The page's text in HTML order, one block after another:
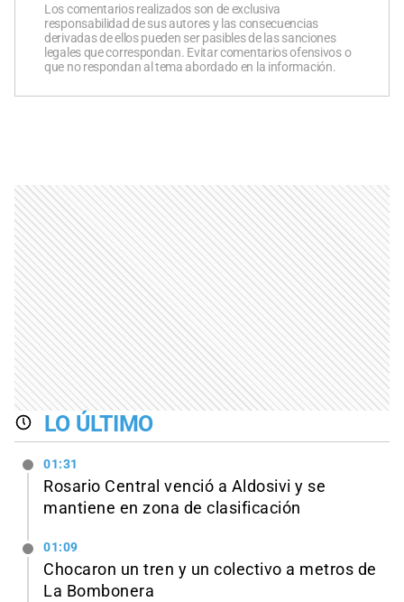
Los comentarios realizados son de exclusiva
responsabilidad de sus autores y las consecuencias
derivadas de ellos pueden ser pasibles de las sanciones
legales que correspondan. Evitar comentarios ofensivos o
que no respondan al tema abordado en la información.
LO ÚLTIMO
01:31
Rosario Central venció a Aldosivi y se
mantiene en zona de clasificación
01:09
Chocaron un tren y un colectivo a metros de
La Bombonera